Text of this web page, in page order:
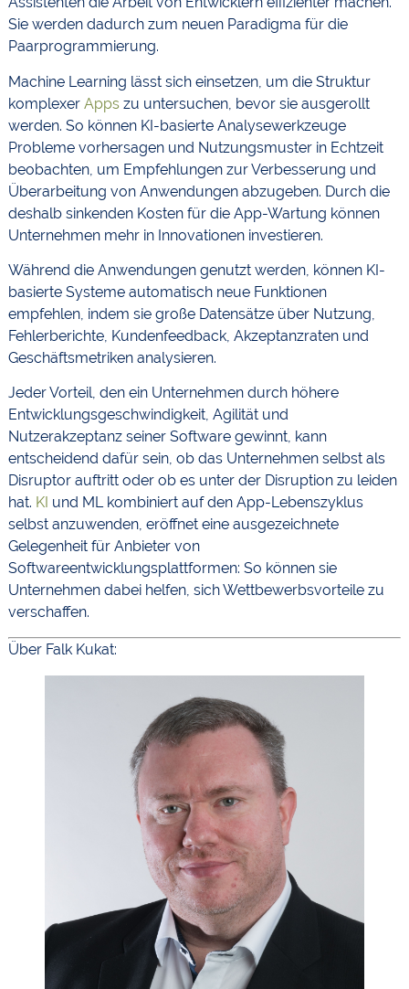
Sie werden dadurch zum neuen Paradigma für die
Paarprogrammierung.
Machine Learning lässt sich einsetzen, um die Struktur
komplexer Appszu untersuchen, bevor sie ausgerollt
werden. So können KI-basierte Analysewerkzeuge
Probleme vorhersagen und Nutzungsmuster in Echtzeit
beobachten, um Empfehlungen zur Verbesserung und
Überarbeitung von Anwendungen abzugeben. Durch die
deshalb sinkenden Kosten für die App-Wartung können
Unternehmen mehr in Innovationen investieren.
Während die Anwendungen genutzt werden, können KI-
basierte Systeme automatisch neue Funktionen
empfehlen, indem sie große Datensätze über Nutzung,
Fehlerberichte, Kundenfeedback, Akzeptanzraten und
Geschäftsmetriken analysieren.
Jeder Vorteil, den ein Unternehmen durch höhere
Entwicklungsgeschwindigkeit, Agilität und
Nutzerakzeptanz seiner Software gewinnt, kann
entscheidend dafür sein, ob das Unternehmen selbst als
Disruptor auftritt oder ob es unter der Disruption zu leiden
hat. KI und ML kombiniert auf den App-Lebenszyklus
selbst anzuwenden, eröffnet eine ausgezeichnete
Gelegenheit für Anbieter von
Softwareentwicklungsplattformen: So können sie
Unternehmen dabei helfen, sich Wettbewerbsvorteile zu
verschaffen.
Über Falk Kukat: